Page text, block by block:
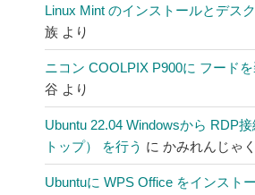
Linux Mint のインストールとデス
族 より
ニコン COOLPIX P900に フード
谷 より
Ubuntu 22.04 Windowsから RDP
トップ） を行う に かみれんじゃく
Ubuntuに WPS Office をインスト